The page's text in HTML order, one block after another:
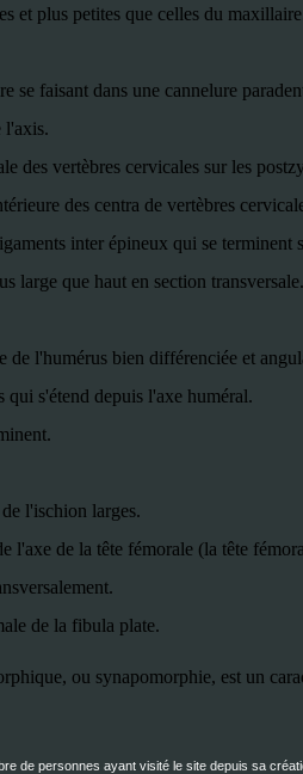
et plus petites que celles du
se faisant dans une cannelure
l'axis.
des vertèbres cervicales sur les
des centra de vertèbres
inter épineux qui se terminent
large que haut en section transversale.
de l'humérus bien différenciée et
qui s'étend depuis l'axe huméral.
l'ischion larges.
l'axe de la tête fémorale (la tête
de la fibula plate.
ou synapomorphie, est un
de personnes ayant visité le site depuis sa